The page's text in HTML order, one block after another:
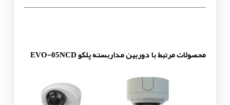
محصولات مرتبط با دوربین مداربسته پلکو EVO-05NCD